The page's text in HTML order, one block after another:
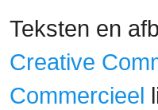
Teksten en
Creative
Commercieel